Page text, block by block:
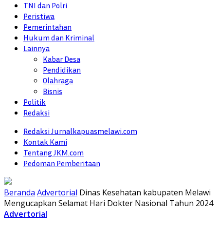
TNI dan Polri
Peristiwa
Pemerintahan
Hukum dan Kriminal
Lainnya
Kabar Desa
Pendidikan
Olahraga
Bisnis
Politik
Redaksi
Redaksi Jurnalkapuasmelawi.com
Kontak Kami
Tentang JKM.com
Pedoman Pemberitaan
Beranda Advertorial Dinas Kesehatan kabupaten Melawi
Mengucapkan Selamat Hari Dokter Nasional Tahun 2024
Advertorial